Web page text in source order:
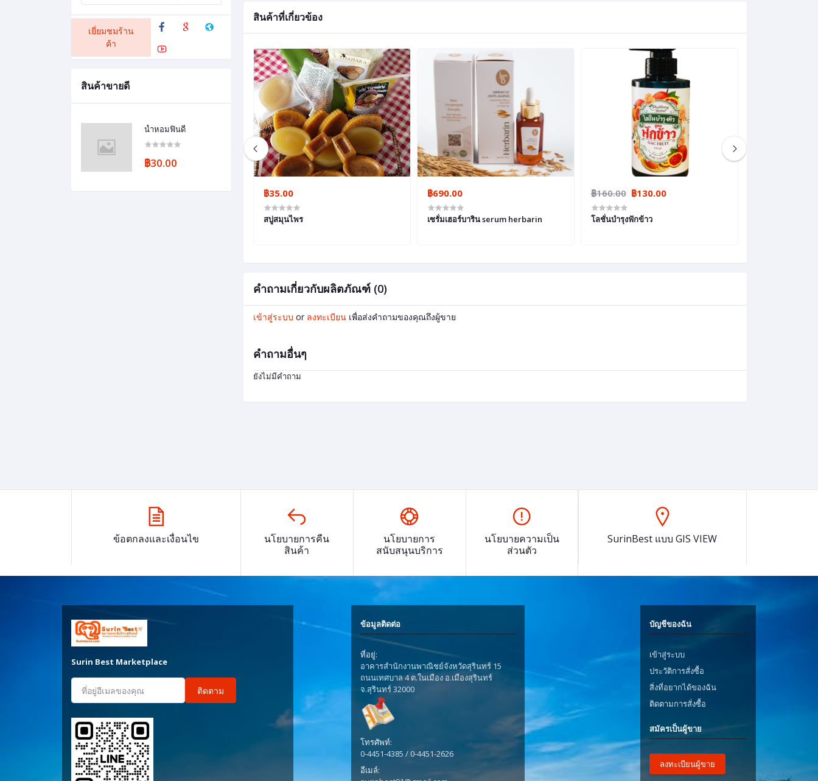
เยี่ยมชมร้าน
ค้า
สินค้าขายดี
น้ำหอมฟินดี่
฿30.00
สินค้าที่เกี่ยวข้อง
฿35.00
สบู่สมุนไพร
฿690.00
เซรั่มเฮอร์บาริน serum herbarin
฿160.00 ฿130.00
โลชั่นบำรุงฟักข้าว
คำถามเกี่ยวกับผลิตภัณฑ์ (0)
เข้าสู่ระบบ or ลงทะเบียน เพื่อส่งคำถามของคุณถึงผู้ขาย
คำถามอื่นๆ
ยังไม่มีคำถาม
ข้อตกลงและเงื่อนไข
นโยบายการคืน
สินค้า
นโยบายการ
สนับสนุนบริการ
นโยบายความเป็น
ส่วนตัว
SurinBest แบบ GIS VIEW
Surin Best Marketplace
ติดตาม
ข้อมูลติดต่อ
ที่อยู่:
อาคารสำนักงานพาณิชย์จังหวัดสุรินทร์ 15
ถนนเทศบาล 4 ต.ในเมือง อ.เมืองสุรินทร์
จ.สุรินทร์ 32000
โทรศัพท์:
0-4451-4385 / 0-4451-2626
อีเมล์:
บัญชีของฉัน
เข้าสู่ระบบ
ประวัติการสั่งซื้อ
สิ่งที่อยากได้ของฉัน
ติดตามการสั่งซื้อ
สมัครเป็นผู้ขาย
ลงทะเบียนผู้ขาย